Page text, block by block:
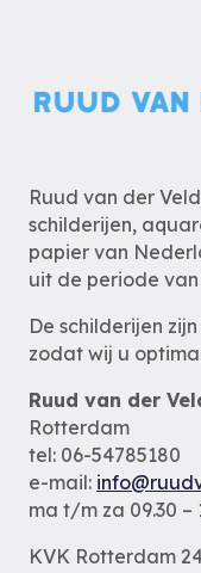
Ruud van der
schilderijen,
papier van
uit de periode
De schilderijen
zodat wij u
Ruud van der
Rotterdam
tel: 06-54785180
e-mail:
ma t/m za 09.30 –
KVK Rotterdam